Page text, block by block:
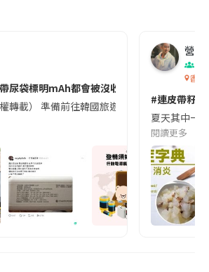
尿袋標明mAh都會被沒收😱出發前切記檢查
權轉載） 準備前往韓國旅遊的民眾，近期要
營養
香港
#連皮帶籽
夏天其中一
閱讀更多